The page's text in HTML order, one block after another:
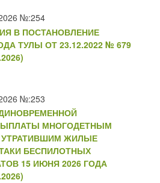
№:254
В ПОСТАНОВЛЕНИЕ
ТУЛЫ ОТ 23.12.2022 № 679
№:253
МНОГОДЕТНЫМ
ЖИЛЫЕ
БЕСПИЛОТНЫХ
15 ИЮНЯ 2026 ГОДА